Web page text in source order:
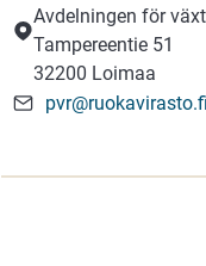
Avdelningen för
Tampereentie 51
32200 Loimaa
pvr@ruokavirasto.fi